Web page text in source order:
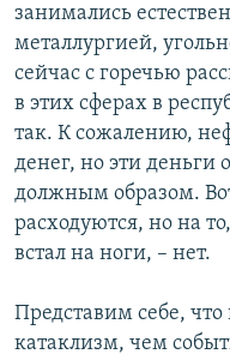
занимались
металлургией,
сейчас с горечью
в этих сферах в
так. К сожалению,
денег, но эти деньги
должным образом.
расходуются, но на
встал на ноги, – нет.
Представим себе,
катаклизм, чем